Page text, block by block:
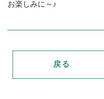
お楽しみに～♪
戻る